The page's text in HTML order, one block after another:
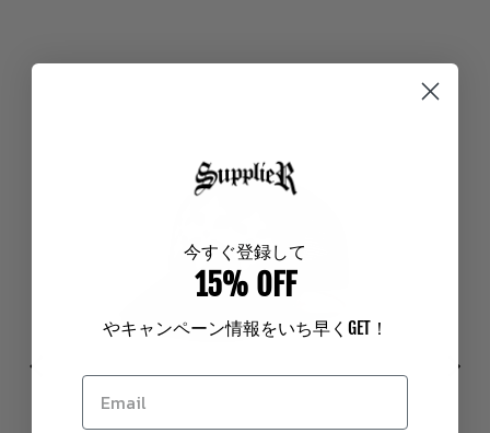
今すぐ登録して
15% OFF
やキャンペーン情報をいち早く GET！